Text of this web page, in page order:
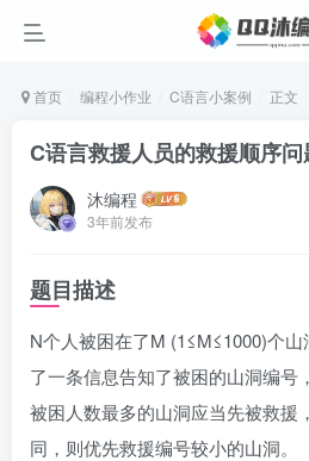
首页 编程小作业 C语言小案例 正文
C语言救援人员的救援顺序
沐编程
3年前发布
题目描述
N个人被困在了M (1≤M≤1000)个
了一条信息告知了被困的山洞编号
被困人数最多的山洞应当先被救援
同，则优先救援编号较小的山洞。